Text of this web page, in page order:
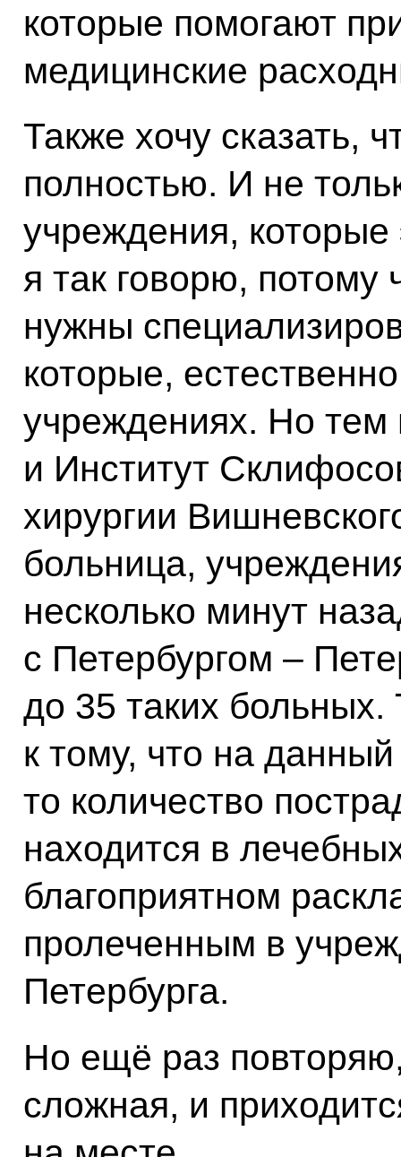
которые помогают
медицинские
Также хочу сказать,
полностью. И не
учреждения,
я так говорю, потому
нужны
которые,
учреждениях. Но тем
и Институт
хирургии
больница,
несколько минут
с Петербургом –
до 35 таких больных.
к тому, что на
то количество
находится в
благоприятном
пролеченным в
Петербурга.
Но ещё раз
сложная, и